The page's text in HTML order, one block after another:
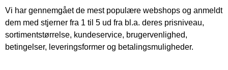
Vi har gennemgået de mest populære webshops og anmeldt
dem med stjerner fra 1 til 5 ud fra bl.a. deres prisniveau,
sortimentstørrelse, kundeservice, brugervenlighed,
betingelser, leveringsformer og betalingsmuligheder.